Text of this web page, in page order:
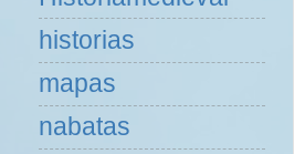
historias
mapas
nabatas